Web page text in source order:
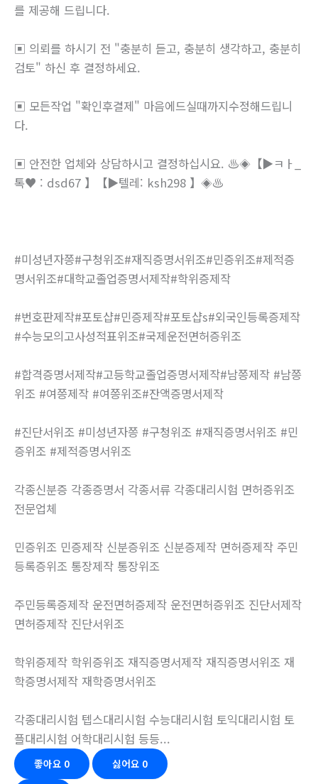
를 제공해 드립니다.
▣ 의뢰를 하시기 전 "충분히 듣고, 충분히 생각하고, 충분히
검토" 하신 후 결정하세요.
▣ 모든작업 "확인후결제" 마음에드실때까지수정해드립니
다.
▣ 안전한 업체와 상담하시고 결정하십시요. ♨️◈【▶ㅋㅏ_
톡♥ : dsd67 】【▶텔레: ksh298 】◈♨️
#미성년자쯩#구청위조#재직증명서위조#민증위조#제적증
명서위조#대학교졸업증명서제작#학위증제작
#번호판제작#포토샵#민증제작#포토샵s#외국인등록증제작
#수능모의고사성적표위조#국제운전면허증위조
#합격증명서제작#고등학교졸업증명서제작#남쯩제작 #남쯩
위조 #여쯩제작 #여쯩위조#잔액증명서제작
#진단서위조 #미성년자쯩 #구청위조 #재직증명서위조 #민
증위조 #제적증명서위조
각종신분증 각종증명서 각종서류 각종대리시험 면허증위조
전문업체
민증위조 민증제작 신분증위조 신분증제작 면허증제작 주민
등록증위조 통장제작 통장위조
주민등록증제작 운전면허증제작 운전면허증위조 진단서제작
면허증제작 진단서위조
학위증제작 학위증위조 재직증명서제작 재직증명서위조 재
학증명서제작 재학증명서위조
각종대리시험 텝스대리시험 수능대리시험 토익대리시험 토
플대리시험 어학대리시험 등등...
좋아요 0 싫어요 0